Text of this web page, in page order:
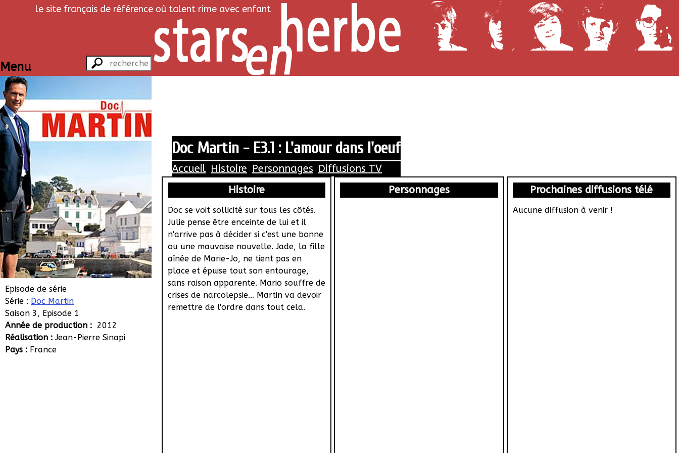
le site français de référence où talent rime avec enfant
Menu
Episode de série
Série : Doc Martin
Saison 3, Episode 1
Année de production : 2012
Réalisation :Jean-Pierre Sinapi
Pays : France
Doc Martin - E3.1 : L'amour dans l'oeuf
Accueil Histoire Personnages Diffusions TV
Histoire
Doc se voit sollicité sur tous les côtés.
Julie pense être enceinte de lui et il
n'arrive pas à décider si c'est une bonne
ou une mauvaise nouvelle. Jade, la fille
aînée de Marie-Jo, ne tient pas en
place et épuise tout son entourage,
sans raison apparente. Mario souffre de
crises de narcolepsie... Martin va devoir
remettre de l'ordre dans tout cela.
Personnages Prochaines diffusions télé
Aucune diffusion à venir !